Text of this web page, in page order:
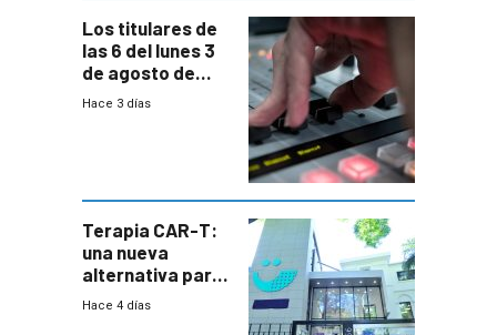
Los titulares de
las 6 del lunes 3
de agosto de
2026
Hace 3 días
Terapia CAR-T:
una nueva
alternativa para
niños y
Hace 4 días